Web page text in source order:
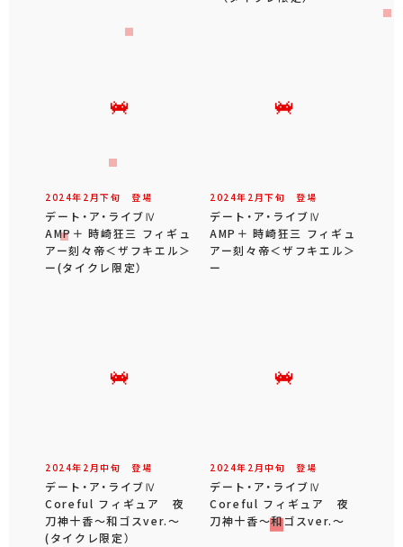
2024年 2 月下旬 登場
デート・ア・ライブⅣ
AMP＋ 時崎狂三 フィギュ
アー刻々帝＜ザフキエル＞
ー(タイクレ限定）
2024年 2 月下旬 登場
デート・ア・ライブⅣ
AMP＋ 時崎狂三 フィギュ
アー刻々帝＜ザフキエル＞
ー
2024年 2 月中旬 登場
デート・ア・ライブⅣ
Coreful フィギュア 夜
刀神十香～和ゴスver.～
(タイクレ限定）
2024年 2 月中旬 登場
デート・ア・ライブⅣ
Coreful フィギュア 夜
刀神十香～和ゴスver.～